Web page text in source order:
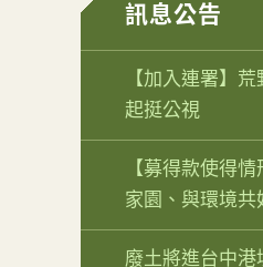
訊息公告
【加入連署】
起挺公視
【募得款使得
家園、與環境
廢土將進台中